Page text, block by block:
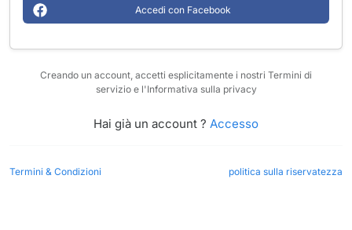
Accedi con Facebook
Creando un account, accetti esplicitamente i nostri Termini di
servizio e l'Informativa sulla privacy
Hai già un account ? Accesso
Termini & Condizioni politica sulla riservatezza